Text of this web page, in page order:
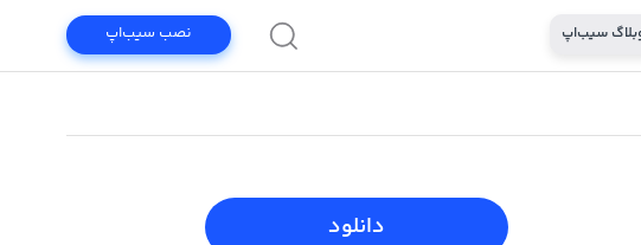
سیب‌اپ نصب سیب‌اپ
دانلود